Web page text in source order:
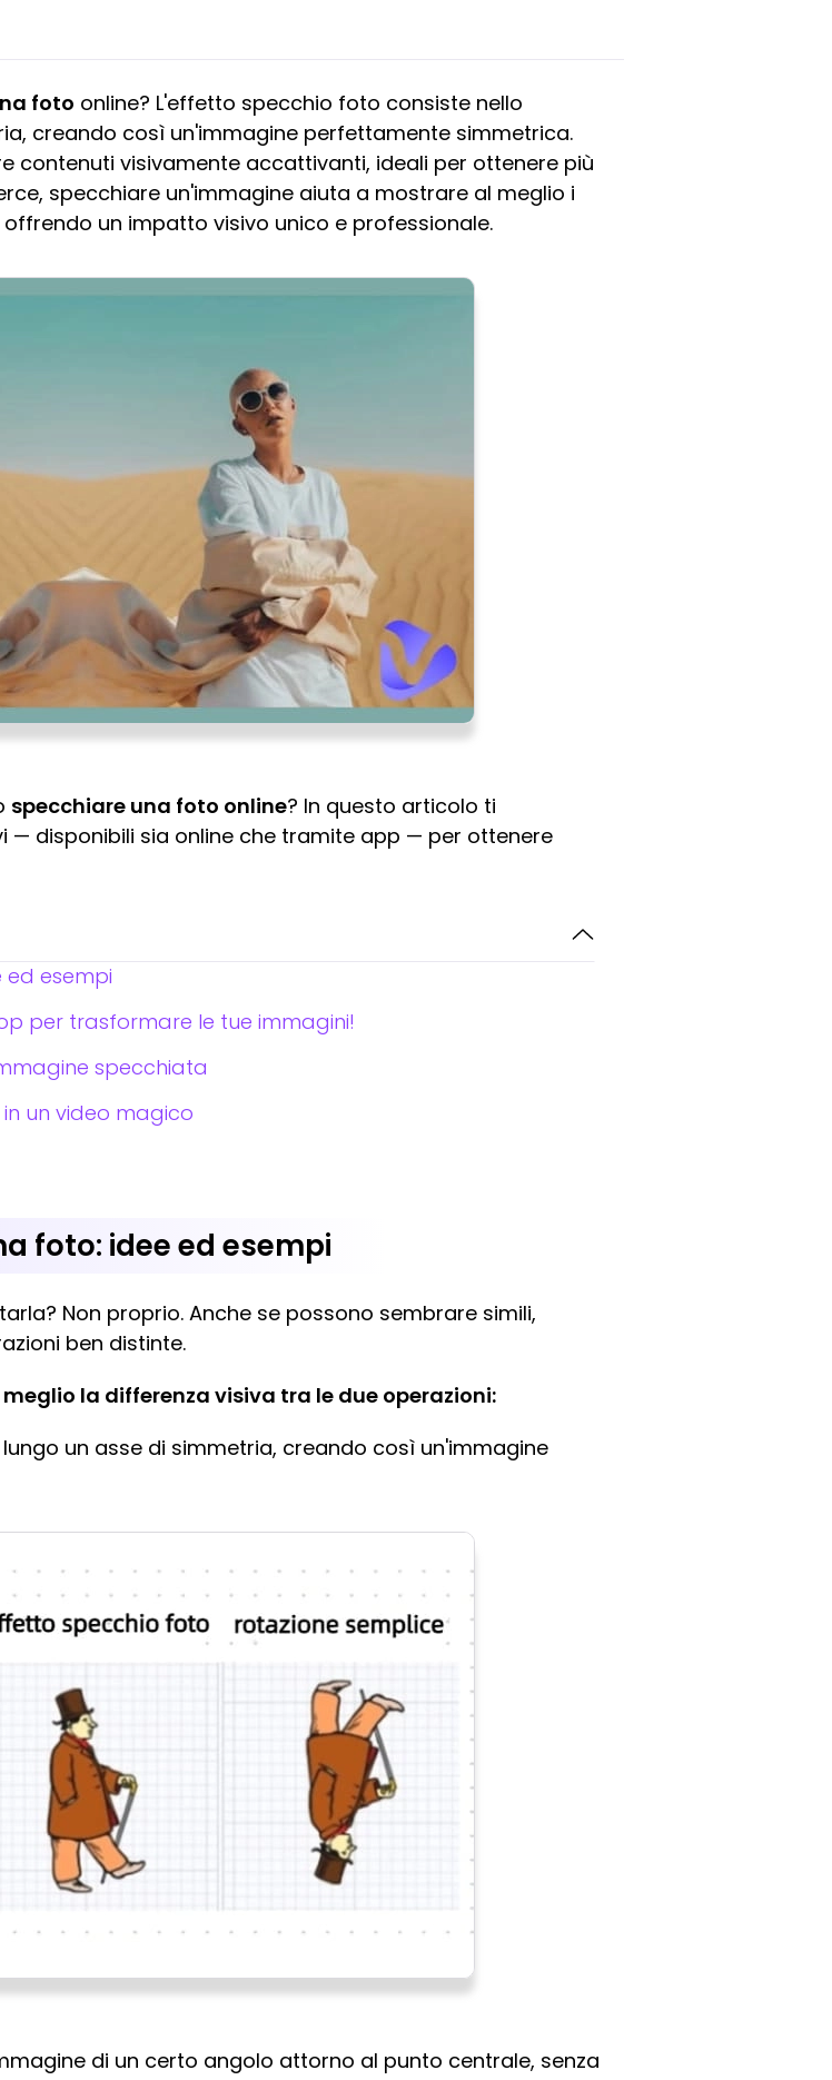
foto online? L'effetto specchio foto consiste nello
creando così un'immagine perfettamente simmetrica.
contenuti visivamente accattivanti, ideali per ottenere più
specchiare un'immagine aiuta a mostrare al meglio i
un impatto visivo unico e professionale.
specchiare una foto online? In questo articolo ti
— disponibili sia online che tramite app — per ottenere
ed esempi
per trasformare le tue immagini!
specchiata
un video magico
foto: idee ed esempi
Non proprio. Anche se possono sembrare simili,
ben distinte.
la differenza visiva tra le due operazioni:
un asse di simmetria, creando così un'immagine
di un certo angolo attorno al punto centrale, senza